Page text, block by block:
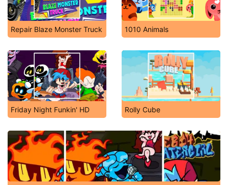
Repair Blaze Monster Truck 1010 Animals
Friday Night Funkin' HD Rolly Cube